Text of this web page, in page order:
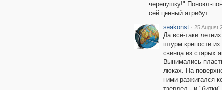
черепушку!" Поноют-
сей ценный атрибут.
seakonst · 25 August
Да всё-таки
штурм крепости
свинца из старых
Вынимались
люках. На
ними разжигался
твердел - и